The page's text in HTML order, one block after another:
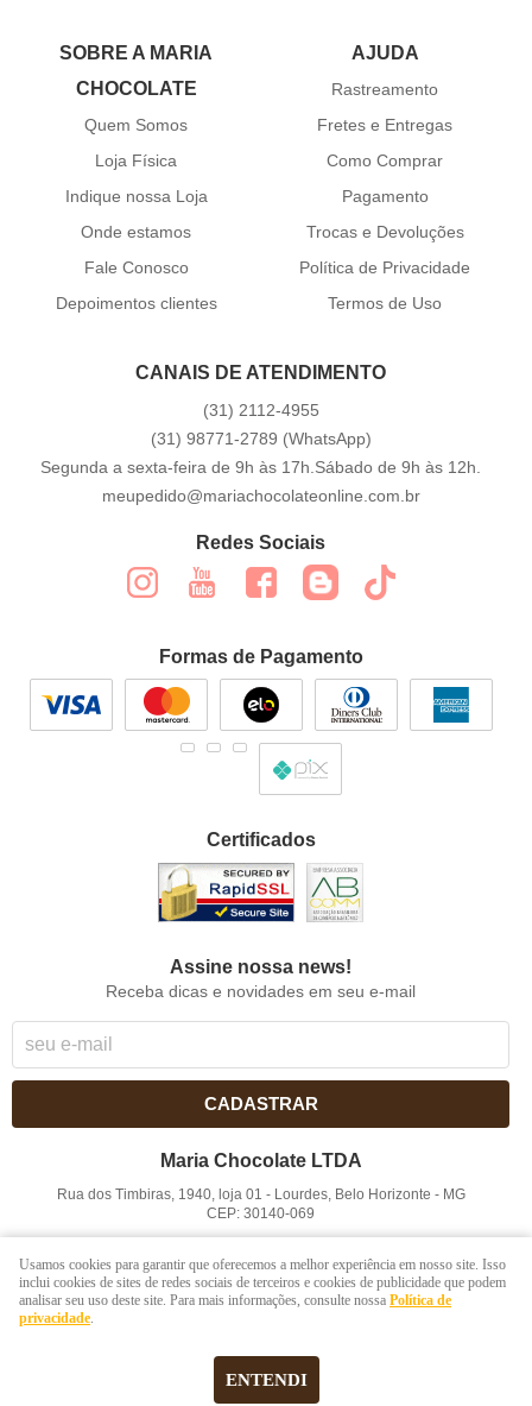
SOBRE A MARIA
CHOCOLATE
Quem Somos
Loja Física
Indique nossa Loja
Onde estamos
Fale Conosco
Depoimentos clientes
AJUDA
Rastreamento
Fretes e Entregas
Como Comprar
Pagamento
Trocas e Devoluções
Política de Privacidade
Termos de Uso
CANAIS DE ATENDIMENTO
(31) 2112-4955
(31) 98771-2789 (WhatsApp)
Segunda a sexta-feira de 9h às 17h.Sábado de 9h às 12h.
meupedido@mariachocolateonline.com.br
Redes Sociais
Formas de Pagamento
Certificados
Assine nossa news!
Receba dicas e novidades em seu e-mail
CADASTRAR
Maria Chocolate LTDA
Rua dos Timbiras, 1940, loja 01 - Lourdes, Belo Horizonte - MG
CEP: 30140-069
LOJA VIRTUAL CRIADA POR
Usamos cookies para garantir que oferecemos a melhor experiência em nosso site. Isso
inclui cookies de sites de redes sociais de terceiros e cookies de publicidade que podem
analisar seu uso deste site. Para mais informações, consulte nossa Política de
privacidade.
ENTENDI